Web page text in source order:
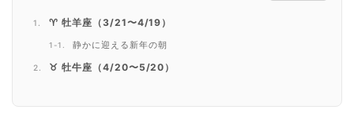
♈ 牡羊座（3/21〜4/19）
静かに迎える新年の朝
♉ 牡牛座（4/20〜5/20）